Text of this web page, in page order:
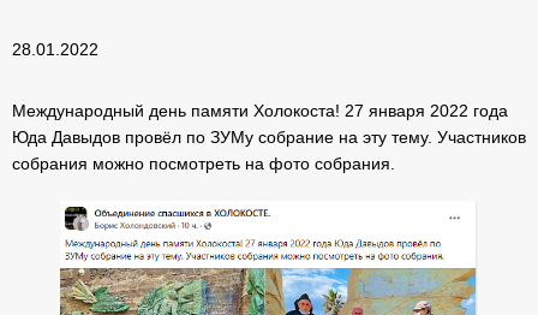
28.01.2022
Международный день памяти Холокоста! 27 января 2022 года
Юда Давыдов провёл по ЗУМу собрание на эту тему. Участников
собрания можно посмотреть на фото собрания.